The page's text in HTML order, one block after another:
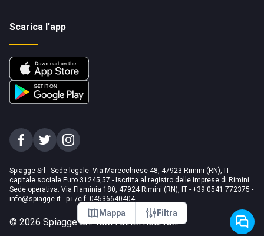
Mappa Filtra
Scarica l'app
Spiagge Srl - Sede legale: Via Marecchiese 48, 47923 Rimini (RN), IT -
capitale sociale Euro 31245,57 - Iscritta al registro delle imprese di Rimini
Sede operativa: Via Flaminia 180, 47924 Rimini (RN), IT - +39 0541 772375 -
info@spiagge.it - p.i./c.f. 04536640404
© 2026 Spiagge Srl. Tutti i diritti riservati.